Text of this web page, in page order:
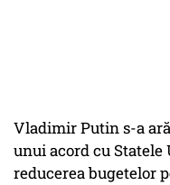
Vladimir Putin s-a
unui acord cu
reducerea bugetelor